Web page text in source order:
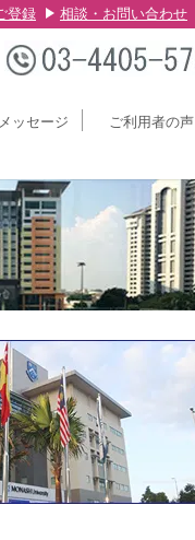
登録 相談・お問い合わせ
ッセージ ご利用者の声